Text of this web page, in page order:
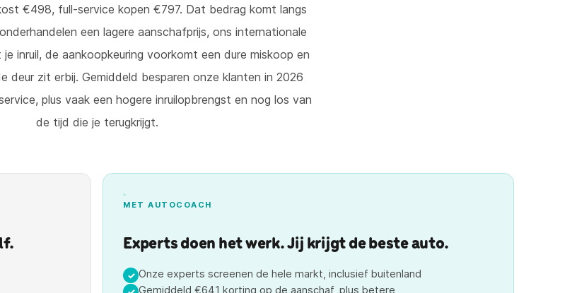
€498, full-service kopen €797. Dat bedrag komt langs
een lagere aanschafprijs, ons internationale
inruil, de aankoopkeuring voorkomt een dure miskoop en
deur zit erbij. Gemiddeld besparen onze klanten in 2026
plus vaak een hogere inruilopbrengst en nog los van
de tijd die je terugkrijgt.
MET AUTOCOACH
Experts doen het werk. Jij krijgt de beste auto.
✓ Onze experts screenen de hele markt, inclusief buitenland
Gemiddeld €641 korting op de aanschaf, plus betere